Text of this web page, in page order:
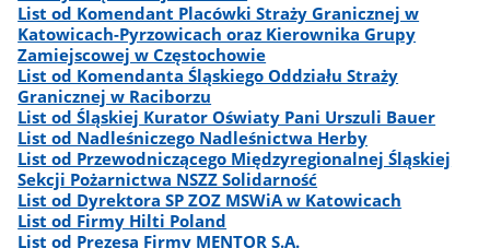
List od Komendant Placówki Straży Granicznej w
Katowicach-Pyrzowicach oraz Kierownika Grupy
Zamiejscowej w Częstochowie
List od Komendanta Śląskiego Oddziału Straży
Granicznej w Raciborzu
List od Śląskiej Kurator Oświaty Pani Urszuli Bauer
List od Nadleśniczego Nadleśnictwa Herby
List od Przewodniczącego Międzyregionalnej Śląskiej
Sekcji Pożarnictwa NSZZ Solidarność
List od Dyrektora SP ZOZ MSWiA w Katowicach
List od Firmy Hilti Poland
List od Prezesa Firmy MENTOR S.A.